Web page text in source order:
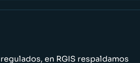
en RGIS respaldamos